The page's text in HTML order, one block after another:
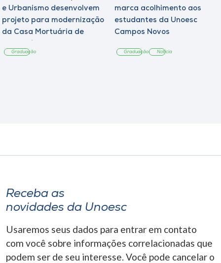
e Urbanismo desenvolvem
projeto para modernização
da Casa Mortuária de
Graduação
marca acolhimento aos
estudantes da Unoesc
Campos Novos
Graduação Notícia
Receba as
novidades da Unoesc
Usaremos seus dados para entrar em contato
com você sobre informações correlacionadas que
podem ser de seu interesse. Você pode cancelar o